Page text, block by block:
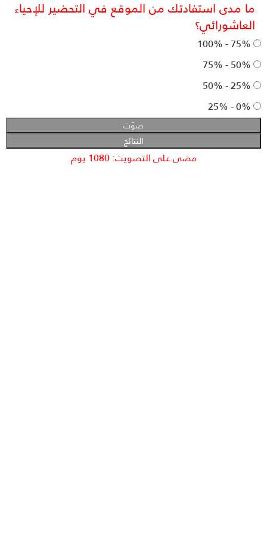
ما مدى استفادتك من الموقع في التحضير للإحياء
العاشورائي؟
75% - 100%
50% - 75%
25% - 50%
0% - 25%
مضى على التصويت: 1080 يوم